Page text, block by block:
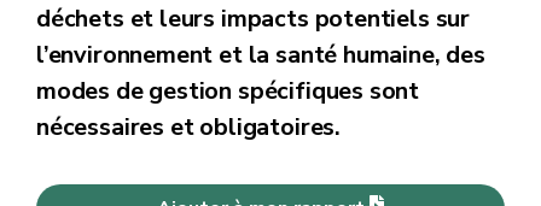
déchets et leurs impacts potentiels sur
l’environnement et la santé humaine, des
modes de gestion spécifiques sont
nécessaires et obligatoires.